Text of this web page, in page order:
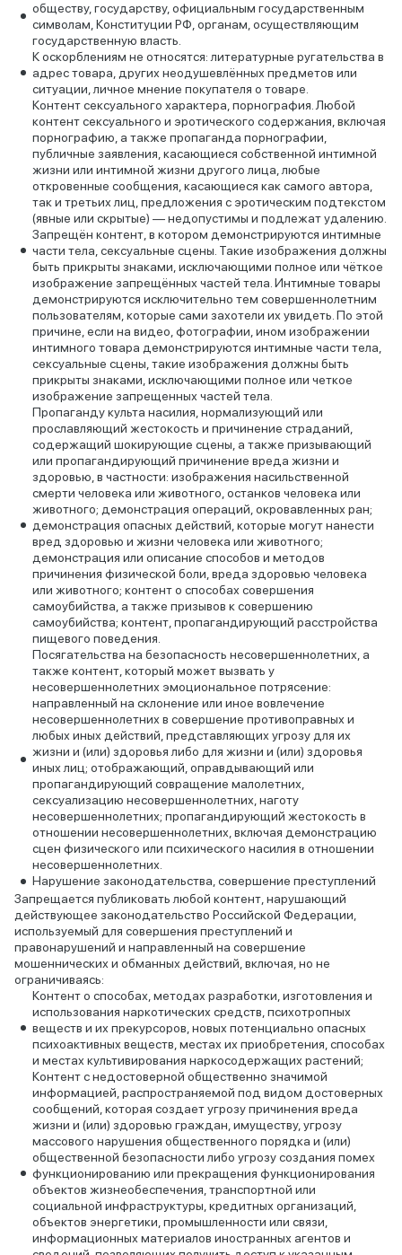
обществу, государству, официальным государственным
символам, Конституции РФ, органам, осуществляющим
государственную власть.
К оскорблениям не относятся: литературные ругательства в
адрес товара, других неодушевлённых предметов или
ситуации, личное мнение покупателя о товаре.
Контент сексуального характера, порнография. Любой
контент сексуального и эротического содержания, включая
порнографию, а также пропаганда порнографии,
публичные заявления, касающиеся собственной интимной
жизни или интимной жизни другого лица, любые
откровенные сообщения, касающиеся как самого автора,
так и третьих лиц, предложения с эротическим подтекстом
(явные или скрытые) — недопустимы и подлежат удалению.
Запрещён контент, в котором демонстрируются интимные
части тела, сексуальные сцены. Такие изображения должны
быть прикрыты знаками, исключающими полное или чёткое
изображение запрещённых частей тела. Интимные товары
демонстрируются исключительно тем совершеннолетним
пользователям, которые сами захотели их увидеть. По этой
причине, если на видео, фотографии, ином изображении
интимного товара демонстрируются интимные части тела,
сексуальные сцены, такие изображения должны быть
прикрыты знаками, исключающими полное или четкое
изображение запрещенных частей тела.
Пропаганду культа насилия, нормализующий или
прославляющий жестокость и причинение страданий,
содержащий шокирующие сцены, а также призывающий
или пропагандирующий причинение вреда жизни и
здоровью, в частности: изображения насильственной
смерти человека или животного, останков человека или
животного; демонстрация операций, окровавленных ран;
демонстрация опасных действий, которые могут нанести
вред здоровью и жизни человека или животного;
демонстрация или описание способов и методов
причинения физической боли, вреда здоровью человека
или животного; контент о способах совершения
самоубийства, а также призывов к совершению
самоубийства; контент, пропагандирующий расстройства
пищевого поведения.
Посягательства на безопасность несовершеннолетних, а
также контент, который может вызвать у
несовершеннолетних эмоциональное потрясение:
направленный на склонение или иное вовлечение
несовершеннолетних в совершение противоправных и
любых иных действий, представляющих угрозу для их
жизни и (или) здоровья либо для жизни и (или) здоровья
иных лиц; отображающий, оправдывающий или
пропагандирующий совращение малолетних,
сексуализацию несовершеннолетних, наготу
несовершеннолетних; пропагандирующий жестокость в
отношении несовершеннолетних, включая демонстрацию
сцен физического или психического насилия в отношении
несовершеннолетних.
Нарушение законодательства, совершение преступлений
Запрещается публиковать любой контент, нарушающий
действующее законодательство Российской Федерации,
используемый для совершения преступлений и
правонарушений и направленный на совершение
мошеннических и обманных действий, включая, но не
ограничиваясь:
Контент о способах, методах разработки, изготовления и
использования наркотических средств, психотропных
веществ и их прекурсоров, новых потенциально опасных
психоактивных веществ, местах их приобретения, способах
и местах культивирования наркосодержащих растений;
Контент с недостоверной общественно значимой
информацией, распространяемой под видом достоверных
сообщений, которая создает угрозу причинения вреда
жизни и (или) здоровью граждан, имуществу, угрозу
массового нарушения общественного порядка и (или)
общественной безопасности либо угрозу создания помех
функционированию или прекращения функционирования
объектов жизнеобеспечения, транспортной или
социальной инфраструктуры, кредитных организаций,
объектов энергетики, промышленности или связи,
информационных материалов иностранных агентов и